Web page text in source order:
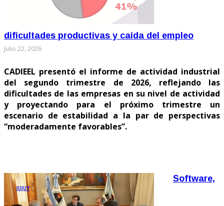
dificultades productivas y caída del empleo
Julio 22, 2026
CADIEEL presentó el informe de actividad industrial
del segundo trimestre de 2026, reflejando las
dificultades de las empresas en su nivel de actividad
y proyectando para el próximo trimestre un
escenario de estabilidad a la par de perspectivas
“moderadamente favorables”.
JUJUY
Software,